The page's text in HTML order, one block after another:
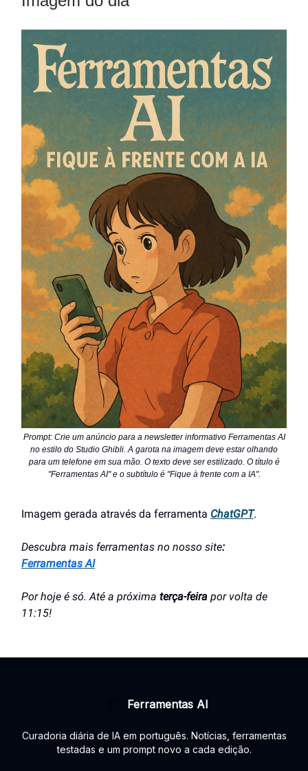
Prompt: Crie um anúncio para a newsletter informativo Ferramentas AI
no estilo do Studio Ghibli. A garota na imagem deve estar olhando
para um telefone em sua mão. O texto deve ser estilizado. O título é
"Ferramentas AI" e o subtítulo é "Fique à frente com a IA".
Imagem gerada através da ferramenta ChatGPT.
Descubra mais ferramentas no nosso site:
Ferramentas AI
Por hoje é só. Até a próxima terça-feira por volta de
11:15!
Ferramentas AI
Curadoria diária de IA em português. Notícias, ferramentas
testadas e um prompt novo a cada edição.